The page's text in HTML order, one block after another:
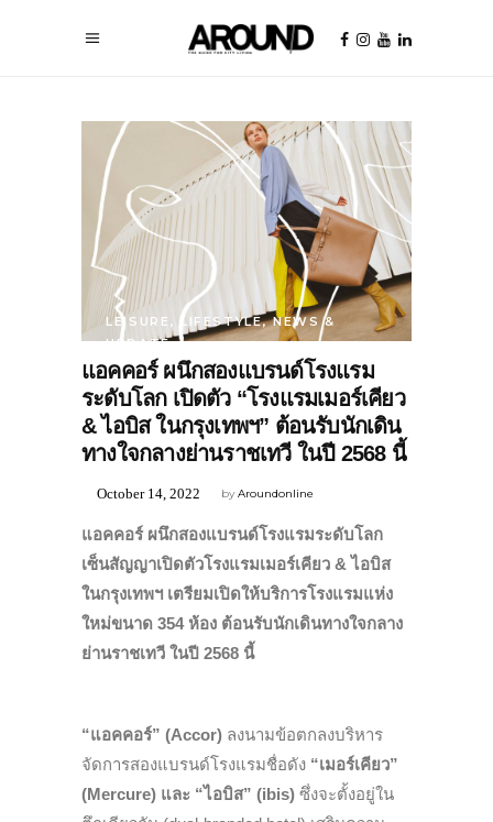
LEISURE , LIFESTYLE,NEWS &
UPDATE
แอคคอร์ ผนึกสองแบรนด์โรงแรม
ระดับโลก เปิดตัว “โรงแรมเมอร์เคียว
& ไอบิส ในกรุงเทพฯ” ต้อนรับนักเดิน
ทางใจกลางย่านราชเทวี ในปี 2568 นี้
byAroundonline
October 14, 2022
แอคคอร์ ผนึกสองแบรนด์โรงแรมระดับโลก
เซ็นสัญญาเปิดตัวโรงแรมเมอร์เคียว & ไอบิส
ในกรุงเทพฯ เตรียมเปิดให้บริการโรงแรมแห่ง
ใหม่ขนาด 354 ห้อง ต้อนรับนักเดินทางใจกลาง
ย่านราชเทวี ในปี 2568 นี้
“แอคคอร์” (Accor) ลงนามข้อตกลงบริหาร
จัดการสองแบรนด์โรงแรมชื่อดัง “เมอร์เคียว”
(Mercure) และ “ไอบิส” (ibis) ซึ่งจะตั้งอยู่ใน